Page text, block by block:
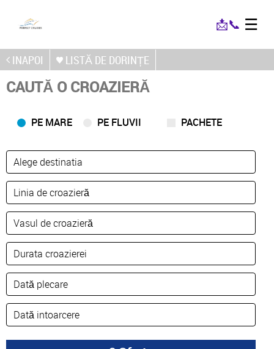
📩📞 ☰
INAPOI LISTĂ DE DORINȚE
CAUTĂ O CROAZIERĂ
PE MARE PE FLUVII PACHETE